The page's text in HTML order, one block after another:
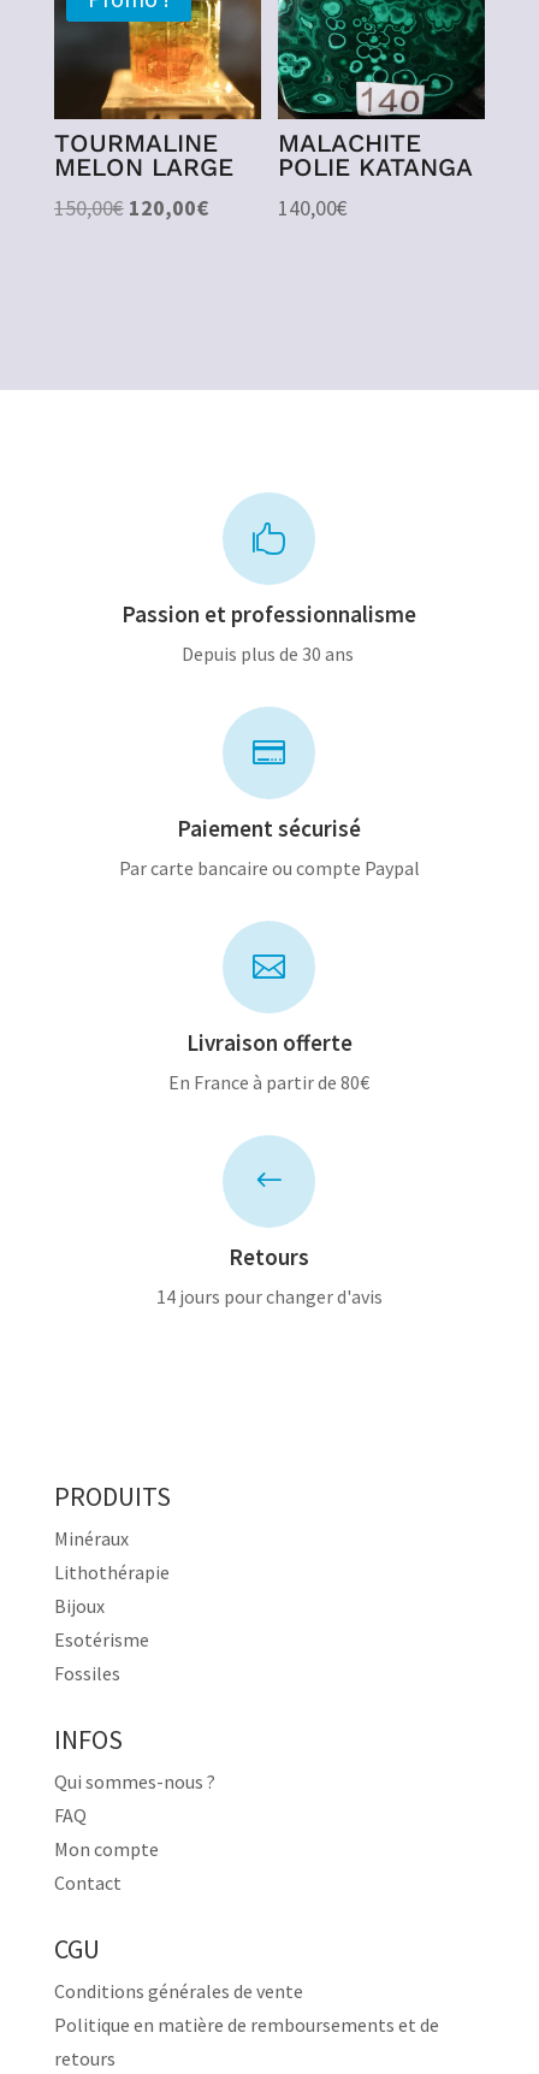
16,00€.8,00€.
TOURMALINE
MELON LARGE
150,00€ Le
120,00€Le
MALACHITE
POLIE KATANGA
140,00€

Passion et professionnalisme
Depuis plus de 30 ans

Paiement sécurisé
Par carte bancaire ou compte Paypal

Livraison offerte
En France à partir de 80€
#
Retours
14 jours pour changer d'avis
PRODUITS
Minéraux
Lithothérapie
Bijoux
Esotérisme
Fossiles
INFOS
Qui sommes-nous ?
FAQ
Mon compte
Contact
CGU
Conditions générales de vente
Politique en matière de remboursements et de
retours